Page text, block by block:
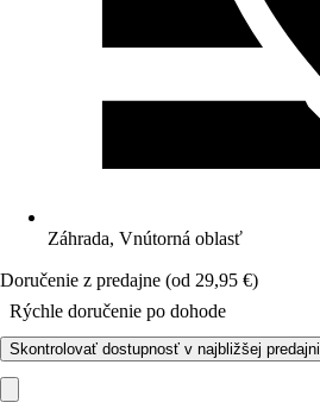
Záhrada, Vnútorná oblasť
Doručenie z predajne (od 29,95 €)
Rýchle doručenie po dohode
Skontrolovať dostupnosť v najbližšej predajni